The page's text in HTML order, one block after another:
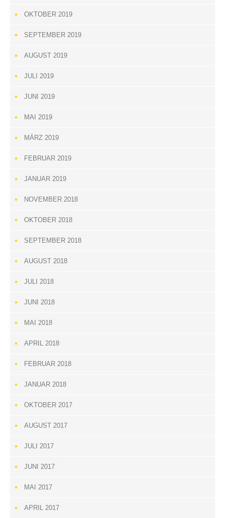
OKTOBER 2019
SEPTEMBER 2019
AUGUST 2019
JULI 2019
JUNI 2019
MAI 2019
MÄRZ 2019
FEBRUAR 2019
JANUAR 2019
NOVEMBER 2018
OKTOBER 2018
SEPTEMBER 2018
AUGUST 2018
JULI 2018
JUNI 2018
MAI 2018
APRIL 2018
FEBRUAR 2018
JANUAR 2018
OKTOBER 2017
AUGUST 2017
JULI 2017
JUNI 2017
MAI 2017
APRIL 2017